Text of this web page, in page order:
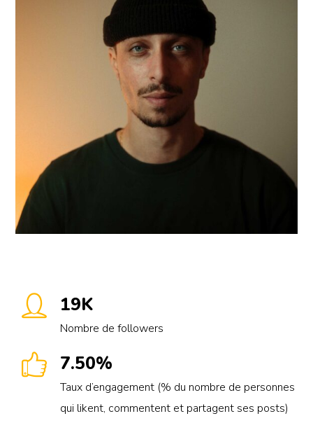
19K
Nombre de followers
7.50%
Taux d’engagement (% du nombre de personnes
qui likent, commentent et partagent ses posts)